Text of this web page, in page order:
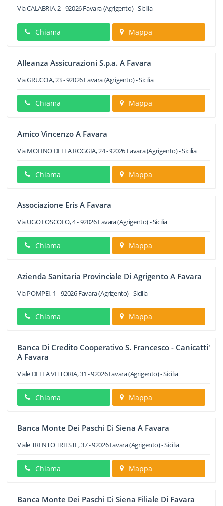
Via CALABRIA, 2-92026Favara(Agrigento) -Sicilia
Chiama Mappa
Alleanza Assicurazioni S.p.a. A Favara
Via GRUCCIA, 23-92026Favara(Agrigento) -Sicilia
Chiama Mappa
Amico Vincenzo A Favara
Via MOLINO DELLA ROGGIA, 24-92026 Favara(Agrigento) -Sicilia
Chiama Mappa
Associazione Eris A Favara
Via UGO FOSCOLO, 4-92026Favara(Agrigento) -Sicilia
Chiama Mappa
Azienda Sanitaria Provinciale Di Agrigento A Favara
Via POMPEI, 1 -92026Favara(Agrigento) -Sicilia
Chiama Mappa
Banca Di Credito Cooperativo S. Francesco - Canicatti'
A Favara
Viale DELLA VITTORIA, 31 -92026 Favara(Agrigento) -Sicilia
Chiama Mappa
Banca Monte Dei Paschi Di Siena A Favara
Viale TRENTO TRIESTE, 37-92026 Favara(Agrigento) -Sicilia
Chiama Mappa
Banca Monte Dei Paschi Di Siena Filiale Di Favara